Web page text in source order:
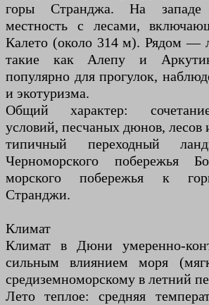
горы Странджа. На
местность с лесами,
Калето (около 314 м). Рядом —
такие как Алепу и
популярно для прогулок,
и экотуризма.
Общий характер:
условий, песчаных дюнов, лесов
типичный переходный
Черноморского побережья
морского побережья к
Странджи.
Климат
Климат в Дюни умеренно-
сильным влиянием моря
средиземноморскому в летний
Лето теплое: средняя